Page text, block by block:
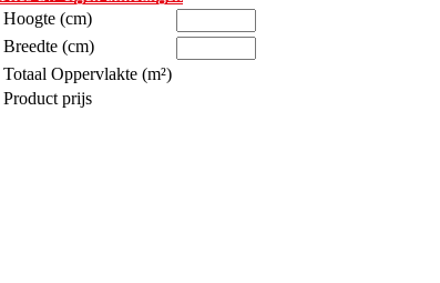
Hoogte (cm)
Breedte (cm)
Totaal Oppervlakte (m²)
Product prijs